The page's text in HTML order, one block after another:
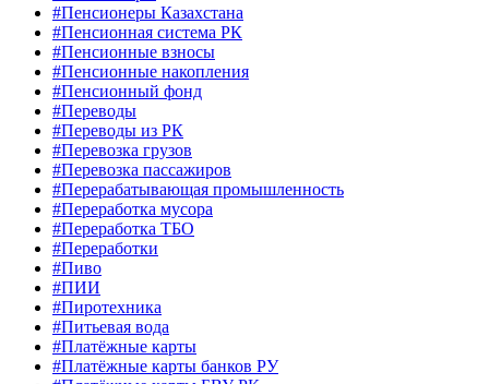
#Пенсионеры Казахстана
#Пенсионная система РК
#Пенсионные взносы
#Пенсионные накопления
#Пенсионный фонд
#Переводы
#Переводы из РК
#Перевозка грузов
#Перевозка пассажиров
#Перерабатывающая промышленность
#Переработка мусора
#Переработка ТБО
#Переработки
#Пиво
#ПИИ
#Пиротехника
#Питьевая вода
#Платёжные карты
#Платёжные карты банков РУ